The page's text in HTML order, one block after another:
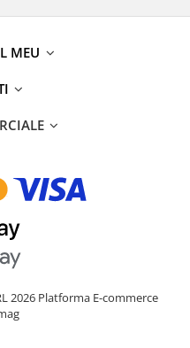
MEU
2026 Platforma E-commerce